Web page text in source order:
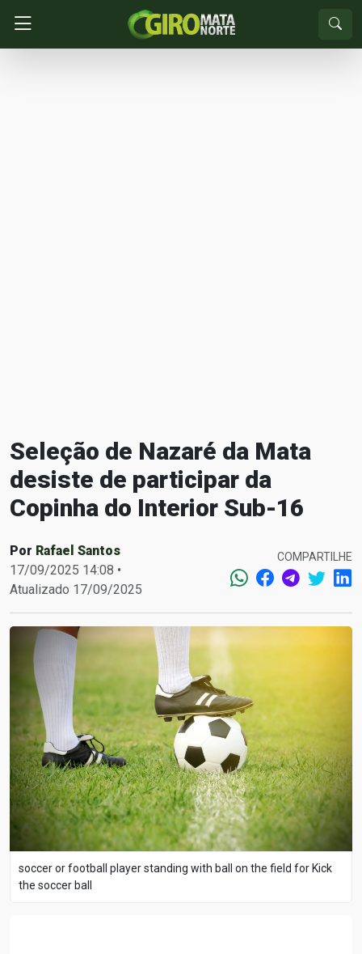
Seleção de Nazaré da Mata
desiste de participar da
Copinha do Interior Sub-16
Por Rafael Santos
17/09/2025 14:08 •
Atualizado 17/09/2025
COMPARTILHE
soccer or football player standing with ball on the field for Kick
the soccer ball